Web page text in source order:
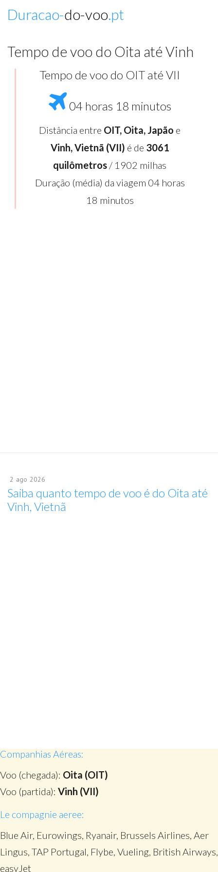
Duracao-do-voo.pt
Tempo de voo do Oita até Vinh
Tempo de voo do OIT até VII
04 horas 18 minutos
Distância entre OIT, Oita, Japão e
Vinh, Vietnã (VII) é de 3061
quilômetros / 1902 milhas
Duração (média) da viagem 04 horas
18 minutos
2 ago 2026
Saiba quanto tempo de voo é do Oita até
Vinh, Vietnã
Companhias Aéreas:
Voo (chegada): Oita (OIT)
Voo (partida): Vinh (VII)
Le compagnie aeree:
Blue Air, Eurowings, Ryanair, Brussels Airlines, Aer
Lingus, TAP Portugal, Flybe, Vueling, British Airways,
easyJet